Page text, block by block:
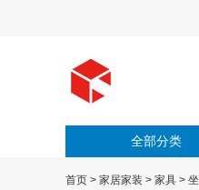
全部分类
首页 > 家居家装 > 家具 >